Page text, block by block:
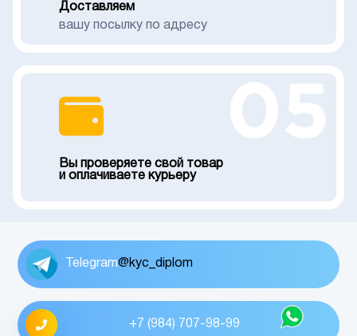
Доставляем
вашу посылку по адресу
Вы проверяете свой товар
и оплачиваете курьеру
Telegram@kyc_diplom
+7 (984) 707-98-99